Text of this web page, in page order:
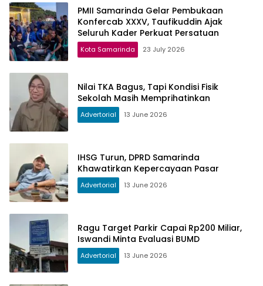
PMII Samarinda Gelar Pembukaan
Konfercab XXXV, Taufikuddin Ajak
Seluruh Kader Perkuat Persatuan
Kota Samarinda 23 July 2026
Nilai TKA Bagus, Tapi Kondisi Fisik
Sekolah Masih Memprihatinkan
Advertorial 13 June 2026
IHSG Turun, DPRD Samarinda
Khawatirkan Kepercayaan Pasar
Advertorial 13 June 2026
Ragu Target Parkir Capai Rp200 Miliar,
Iswandi Minta Evaluasi BUMD
Advertorial 13 June 2026